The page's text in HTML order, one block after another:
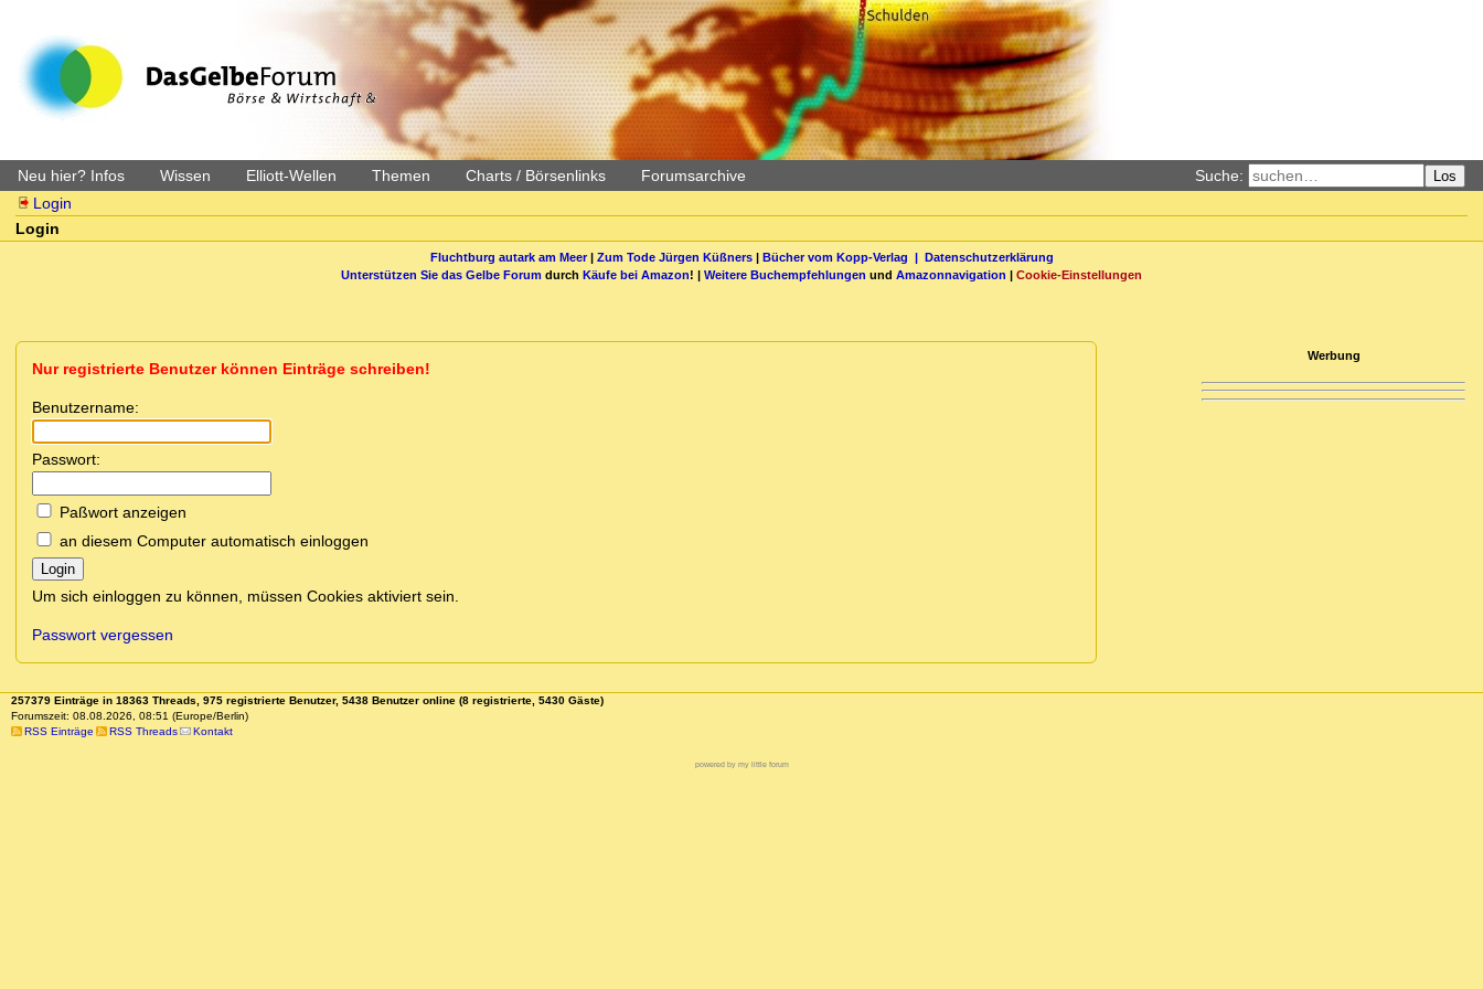
Neu hier? Infos Wissen Elliott-Wellen Themen Charts / Börsenlinks Forumsarchive Suche: Los
Login
Login
Fluchtburg autark am Meer| Zum Tode Jürgen Küßners| Bücher vom Kopp-Verlag | Datenschutzerklärung
Unterstützen Sie das Gelbe Forum durch Käufe bei Amazon! | Weitere Buchempfehlungen und Amazonnavigation | Cookie-Einstellungen
Nur registrierte Benutzer können Einträge schreiben!
Benutzername:
Passwort:
Paßwort anzeigen
an diesem Computer automatisch einloggen
Login
Um sich einloggen zu können, müssen Cookies aktiviert sein.
Passwort vergessen
Werbung
257379 Einträge in 18363 Threads, 975 registrierte Benutzer, 5438 Benutzer online (8 registrierte, 5430 Gäste)
Forumszeit: 08.08.2026, 08:51 (Europe/Berlin)
RSS Einträge
RSS Threads Kontakt
powered by my little forum